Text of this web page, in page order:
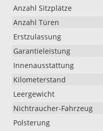
Anzahl Sitzplätze
Anzahl Türen
Erstzulassung
Garantieleistung
Innenausstattung
Kilometerstand
Leergewicht
Nichtraucher-Fahrzeug
Polsterung